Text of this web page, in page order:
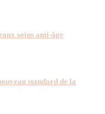
soins anti-âge
standard de la